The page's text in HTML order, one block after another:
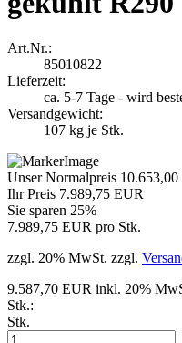
Art.Nr.:
85010822
Lieferzeit:
ca. 5-7 Tage - wird
Versandgewicht:
107 kg je Stk.
Unser Normalpreis 10.653,00
Ihr Preis 7.989,75 EUR
Sie sparen 25%
7.989,75 EUR pro Stk.
zzgl. 20% MwSt. zzgl.
9.587,70 EUR inkl. 20%
Stk.:
Stk.